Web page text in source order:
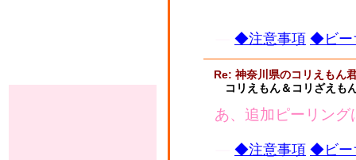
◆注意事項 ◆ビー
Re: 神奈川県のコリえもん
コリえもん＆コリざえも
あ、追加ピーリン
◆注意事項 ◆ビー